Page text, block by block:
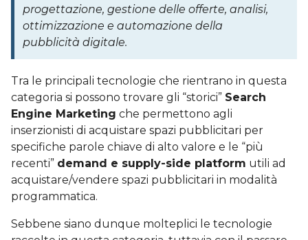
progettazione, gestione delle offerte, analisi,
ottimizzazione e automazione della
pubblicità digitale.
Tra le principali tecnologie che rientrano in questa
categoria si possono trovare gli “storici” Search
Engine Marketing che permettono agli
inserzionisti di acquistare spazi pubblicitari per
specifiche parole chiave di alto valore e le “più
recenti” demand e supply-side platform utili ad
acquistare/vendere spazi pubblicitari in modalità
programmatica.
Sebbene siano dunque molteplici le tecnologie